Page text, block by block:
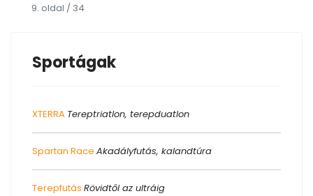
9. oldal / 34
Sportágak
XTERRA Tereptriatlon, terepduatlon
Spartan Race Akadályfutás, kalandtúra
Terepfutás Rövidtől az ultráig